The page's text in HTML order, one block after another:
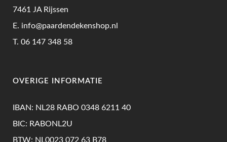
7461 JA Rijssen
E. info@paardendekenshop.nl
T. 06 147 348 58
OVERIGE INFORMATIE
IBAN: NL28 RABO 0348 6211 40
BIC: RABONL2U
BTW: NL0023 072 63 B78